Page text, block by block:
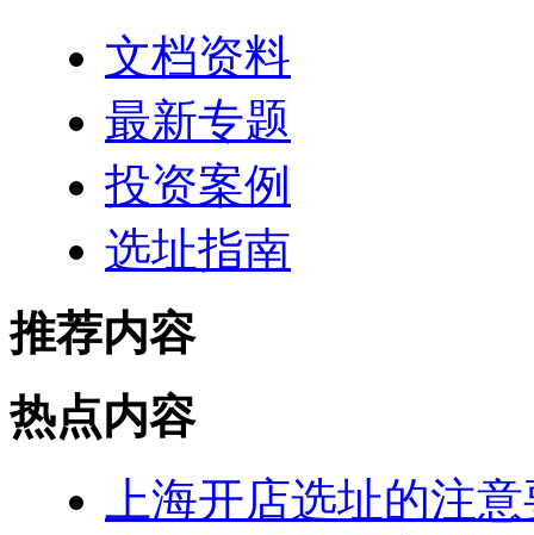
文档资料
最新专题
投资案例
选址指南
推荐内容
热点内容
上海开店选址的注